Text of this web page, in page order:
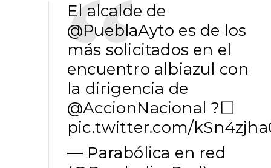
El alcalde de
@PueblaAyto es de los
más solicitados en el
encuentro albiazul con
la dirigencia de
@AccionNacional ?⬜️
pic.twitter.com/
— Parabólica en red